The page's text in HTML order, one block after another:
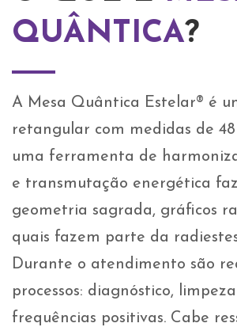
QUÂNTICA?
A Mesa Quântica Estelar® é
retangular com medidas de 48
uma ferramenta de
e transmutação energética
geometria sagrada, gráficos
quais fazem parte da
Durante o atendimento são
processos: diagnóstico,
frequências positivas. Cabe